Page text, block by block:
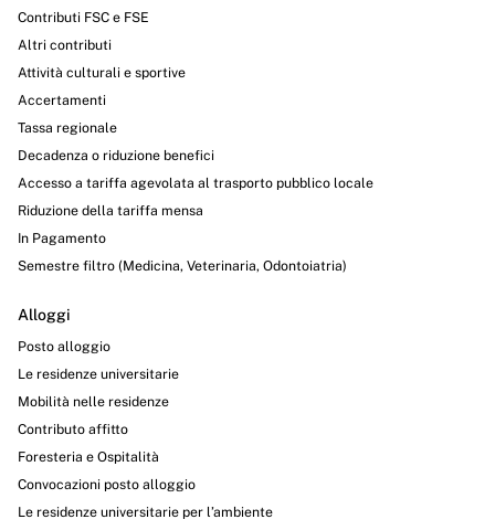
Contributi FSC e FSE
Altri contributi
Attività culturali e sportive
Accertamenti
Tassa regionale
Decadenza o riduzione benefici
Accesso a tariffa agevolata al trasporto pubblico locale
Riduzione della tariffa mensa
In Pagamento
Semestre filtro (Medicina, Veterinaria, Odontoiatria)
Alloggi
Posto alloggio
Le residenze universitarie
Mobilità nelle residenze
Contributo affitto
Foresteria e Ospitalità
Convocazioni posto alloggio
Le residenze universitarie per l’ambiente